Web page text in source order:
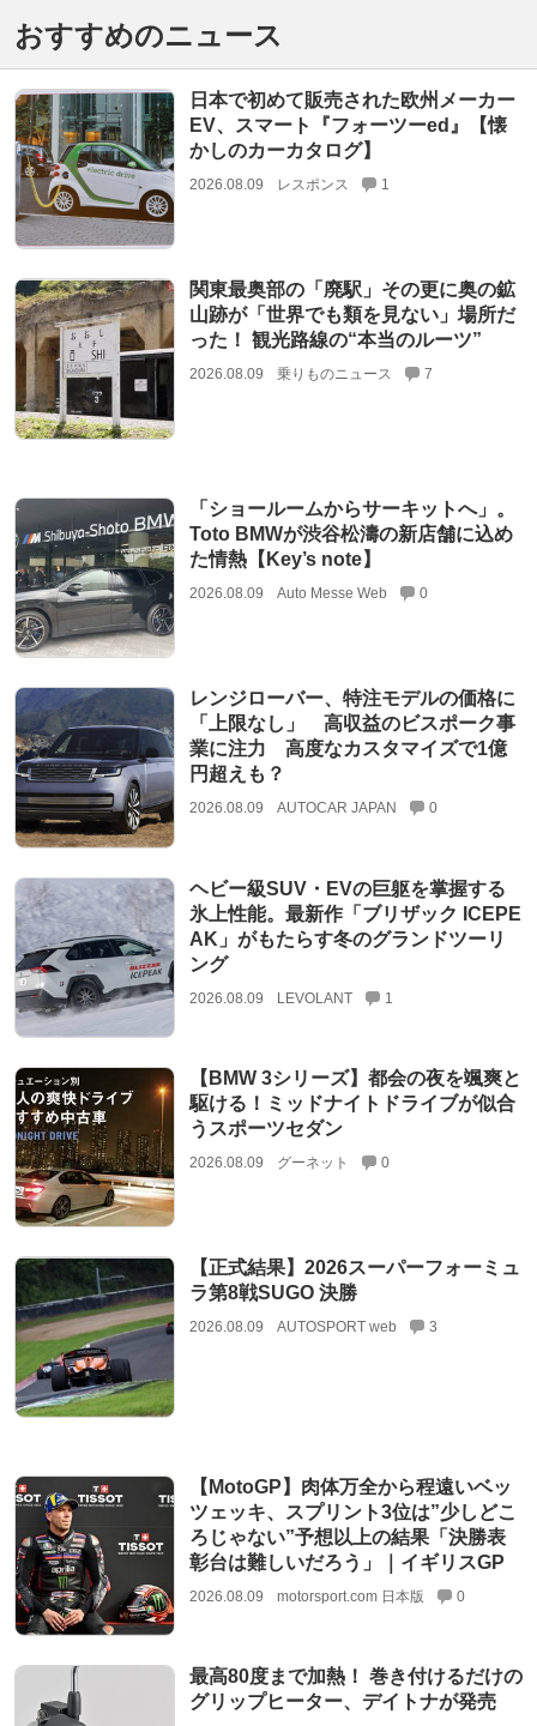
おすすめのニュース
日本で初めて販売された欧州メーカー
EV、スマート『フォーツーed』【懐
かしのカーカタログ】
2026.08.09 レスポンス 1
関東最奥部の「廃駅」その更に奥の鉱
山跡が「世界でも類を見ない」場所だ
った！ 観光路線の“本当のルーツ”
2026.08.09 乗りものニュース 7
「ショールームからサーキットへ」。
Toto BMWが渋谷松濤の新店舗に込め
た情熱【Key’s note】
2026.08.09 Auto Messe Web 0
レンジローバー、特注モデルの価格に
「上限なし」 高収益のビスポーク事
業に注力 高度なカスタマイズで1億
円超えも？
2026.08.09 AUTOCAR JAPAN 0
ヘビー級SUV・EVの巨躯を掌握する
氷上性能。最新作「ブリザック ICEPE
AK」がもたらす冬のグランドツーリ
ング
2026.08.09 LEVOLANT 1
【BMW 3シリーズ】都会の夜を颯爽と
駆ける！ミッドナイトドライブが似合
うスポーツセダン
2026.08.09 グーネット 0
【正式結果】2026スーパーフォーミュ
ラ第8戦SUGO 決勝
2026.08.09 AUTOSPORT web 3
【MotoGP】肉体万全から程遠いベッ
ツェッキ、スプリント3位は”少しどこ
ろじゃない”予想以上の結果「決勝表
彰台は難しいだろう」｜イギリスGP
2026.08.09 motorsport.com 日本版 0
最高80度まで加熱！ 巻き付けるだけの
グリップヒーター、デイトナが発売